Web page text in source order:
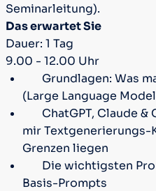
Seminarleitung).
Das erwartet Sie
Dauer: 1 Tag
9.00 - 12.00 Uhr
Grundlagen: Was
(Large Language
ChatGPT, Claude
mir Textgenerierungs-
Grenzen liegen
Die wichtigsten
Basis-Prompts